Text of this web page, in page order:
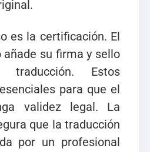
es la certificación. El
su firma y sello
Estos
para que el
validez legal. La
que la traducción
por un profesional